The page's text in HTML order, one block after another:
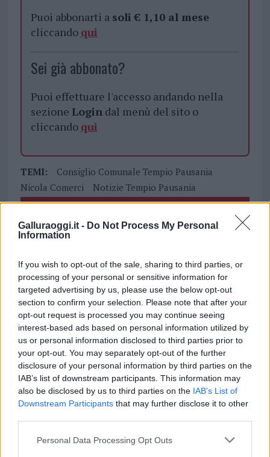
Galluraoggi.it - Do Not Process My Personal
Information
If you wish to opt-out of the sale, sharing to third parties, or
processing of your personal or sensitive information for
targeted advertising by us, please use the below opt-out
section to confirm your selection. Please note that after your
opt-out request is processed you may continue seeing
interest-based ads based on personal information utilized by
us or personal information disclosed to third parties prior to
your opt-out. You may separately opt-out of the further
disclosure of your personal information by third parties on the
IAB’s list of downstream participants. This information may
also be disclosed by us to third parties on the IAB’s List of
Downstream Participants that may further disclose it to other
Please note that this website/app uses one or more Google
Personal Data Processing Opt Outs
Puoi abbonarti a soli € 1,10 al mese
cliccando qui
Sei già abbonato?
Puoi effettuare l'accesso andando nella
sezione Logindal menù del sito o
cliccando qui
TEMI:
Consiglio Comunale Tempio Pausania
Nicola Comerci
Notizie Tempio Pausania
i tuoi video e le tue foto
345 356 7512
Notizie in tempo reale?
Entra nel canale telegram di
GalluraOggi.it
Ricevi le nostre ultime news